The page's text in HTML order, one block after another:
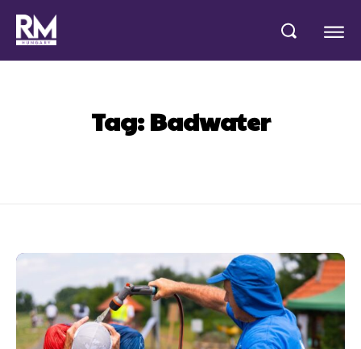
Tag:Badwater